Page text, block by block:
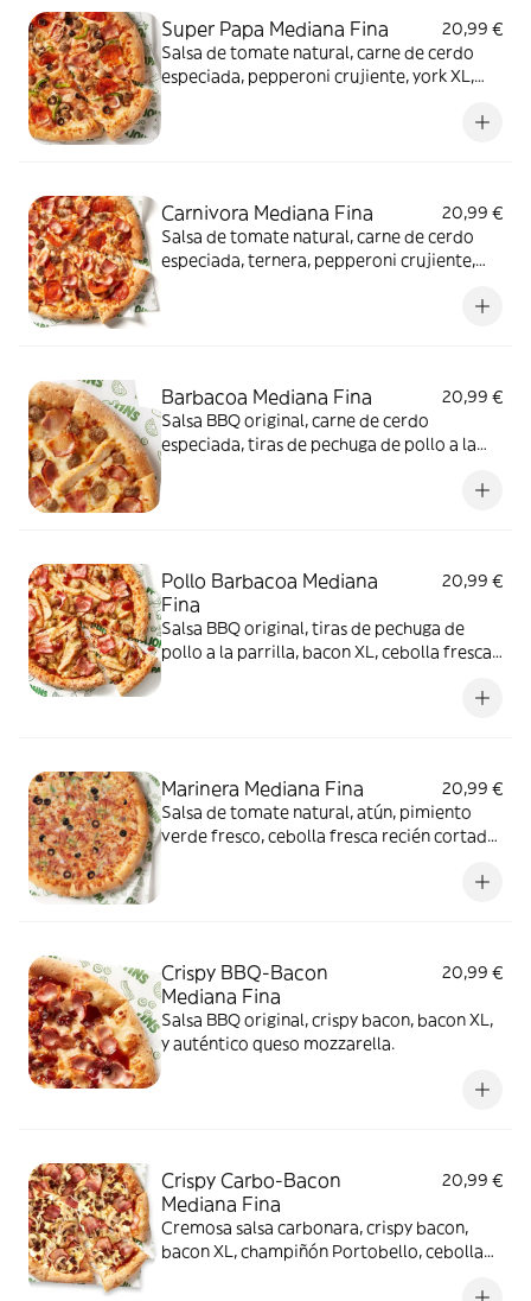
Super Papa Mediana Fina
20,99 €
Salsa de tomate natural, carne de cerdo
especiada, pepperoni crujiente, york XL,
Carnivora Mediana Fina
20,99 €
Salsa de tomate natural, carne de cerdo
especiada, ternera, pepperoni crujiente,
Barbacoa Mediana Fina
20,99 €
Salsa BBQ original, carne de cerdo
especiada, tiras de pechuga de pollo a la
Pollo Barbacoa Mediana
Fina
20,99 €
Salsa BBQ original, tiras de pechuga de
pollo a la parrilla, bacon XL, cebolla fresca
Marinera Mediana Fina
20,99 €
Salsa de tomate natural, atún, pimiento
verde fresco, cebolla fresca recién cortada,
Crispy BBQ-Bacon
Mediana Fina
20,99 €
Salsa BBQ original, crispy bacon, bacon XL,
y auténtico queso mozzarella.
Crispy Carbo-Bacon
Mediana Fina
20,99 €
Cremosa salsa carbonara, crispy bacon,
bacon XL, champiñón Portobello, cebolla